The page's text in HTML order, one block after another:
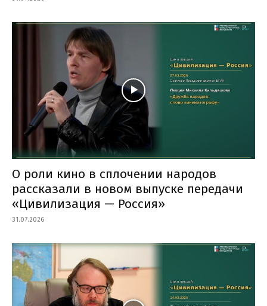
О роли кино в сплочении народов
рассказали в новом выпуске передачи
«Цивилизация — Россия»
31.07.2026